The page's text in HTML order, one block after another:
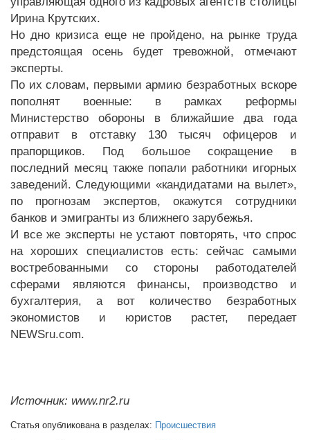
Ирина Крутских.
Но дно кризиса еще не пройдено, на рынке труда
предстоящая осень будет тревожной, отмечают
эксперты.
По их словам, первыми армию безработных вскоре
пополнят военные: в рамках реформы
Министерство обороны в ближайшие два года
отправит в отставку 130 тысяч офицеров и
прапорщиков. Под большое сокращение в
последний месяц также попали работники игорных
заведений. Следующими «кандидатами на вылет»,
по прогнозам экспертов, окажутся сотрудники
банков и эмигранты из ближнего зарубежья.
И все же эксперты не устают повторять, что спрос
на хороших специалистов есть: сейчас самыми
востребованными со стороны работодателей
сферами являются финансы, производство и
бухгалтерия, а вот количество безработных
экономистов и юристов растет, передает
NEWSru.com.
Источник: www.nr2.ru
Статья опубликована в разделах: Происшествия